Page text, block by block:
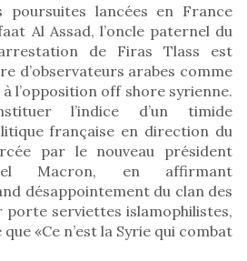
poursuites lancées en France
Al Assad, l’oncle paternel du
de Firas Tlass est
d’observateurs arabes comme
l’opposition off shore syrienne.
l’indice d’un timide
française en direction du
par le nouveau président
Macron, en affirmant
désappointement du clan des
serviettes islamophilistes,
«Ce n’est la Syrie qui combat